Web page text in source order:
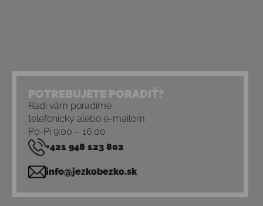
POTREBUJETE PORADIŤ?
Radi vám poradíme
telefonicky alebo e-mailom
Po-Pi 9:00 – 16:00
+421 948 123 802
info@jezkobezko.sk